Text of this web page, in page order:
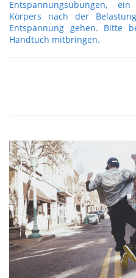
Entspannungsübungen,
Körpers nach der
Entspannung gehen. Bitte
Handtuch mitbringen.